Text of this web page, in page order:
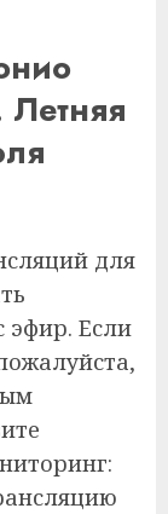
для
эфир. Если